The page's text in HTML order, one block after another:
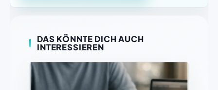
DAS KÖNNTE DICH AUCH
INTERESSIEREN